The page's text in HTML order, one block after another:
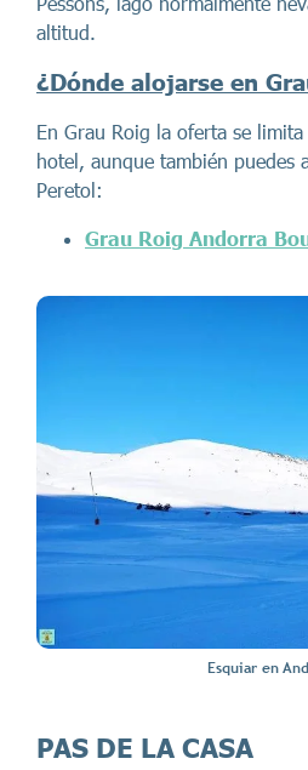
altitud.
¿Dónde alojarse en
En Grau Roig la oferta se
hotel, aunque también puedes
Peretol:
Grau Roig Andorra
Esquiar en
PAS DE LA CASA